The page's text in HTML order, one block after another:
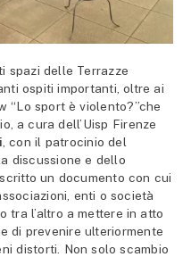
spazi delle Terrazze
ospiti importanti, oltre ai
“Lo sport è violento?”che
a cura dell’Uisp Firenze
, con il patrocinio del
discussione e dello
un documento con cui
enti o società
tra l’altro a mettere in atto
di prevenire ulteriormente
distorti. Non solo scambio